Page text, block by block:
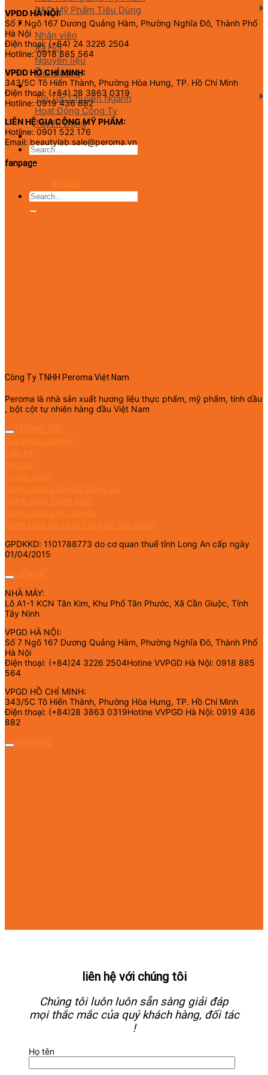
R&D Mỹ Phẩm Tiêu Dùng
CSR
Nhân viên
Xã Hội
Nguyên liệu
Môi trường
Tin tức
Tin Tức Chuyên Ngành
Hoạt Động Công Ty
Tuyển Dụng
Liên hệ
VPĐD HÀ NỘI:
Số 7 Ngõ 167 Dương Quảng Hàm, Phường Nghĩa Đô, Thành Phố
Hà Nội
Điện thoại: (+84) 24 3226 2504
Hotline: 0918 885 564
VPĐD HỒ CHÍ MINH:
343/5C Tô Hiến Thành, Phường Hòa Hưng, TP. Hồ Chí Minh
Điện thoại: (+84) 28 3863 0319
Hotline: 0919 436 882
LIÊN HỆ GIA CÔNG MỸ PHẨM:
Hotline: 0901 522 176
Email: beautylab.sale@peroma.vn
fanpage
Công Ty TNHH Peroma Việt Nam
Peroma là nhà sản xuất hương liệu thực phẩm, mỹ phẩm, tinh dầu
, bột cột tự nhiên hàng đầu Việt Nam
GPDKKD: 1101788773 do cơ quan thuế tỉnh Long An cấp ngày
01/04/2015
NHÀ MÁY:
Lô A1-1 KCN Tân Kim, Khu Phố Tân Phước, Xã Cần Giuộc, Tỉnh
Tây Ninh
VPGD HÀ NỘI:
Số 7 Ngõ 167 Dương Quảng Hàm, Phường Nghĩa Đô, Thành Phố
Hà Nội
Điện thoại: (+84)24 3226 2504Hotine VVPGD Hà Nội: 0918 885
564
VPGD HỒ CHÍ MINH:
343/5C Tô Hiến Thành, Phường Hòa Hưng, TP. Hồ Chí Minh
Điện thoại: (+84)28 3863 0319Hotine VVPGD Hà Nội: 0919 436
882
liên hệ với chúng tôi
Chúng tôi luôn luôn sẵn sàng giải đáp
mọi thắc mắc của quý khách hàng, đối tác
!
Họ tên